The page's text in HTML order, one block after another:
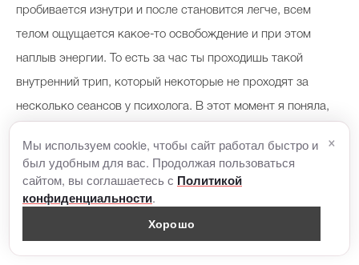
пробивается изнутри и после становится легче, всем
телом ощущается какое-то освобождение и при этом
наплыв энергии. То есть за час ты проходишь такой
внутренний трип, который некоторые не проходят за
несколько сеансов у психолога. В этот момент я поняла,
Почему обязательно стоит
попробовать эту практику в
группе
Мы используем cookie, чтобы сайт работал быстро и
был удобным для вас. Продолжая пользоваться
сайтом, вы соглашаетесь с Политикой
конфиденциальности.
Хорошо
×